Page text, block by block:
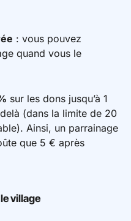
: vous pouvez
quand vous le
sur les dons jusqu’à 1
(dans la limite de 20
Ainsi, un parrainage
que 5 € après
village